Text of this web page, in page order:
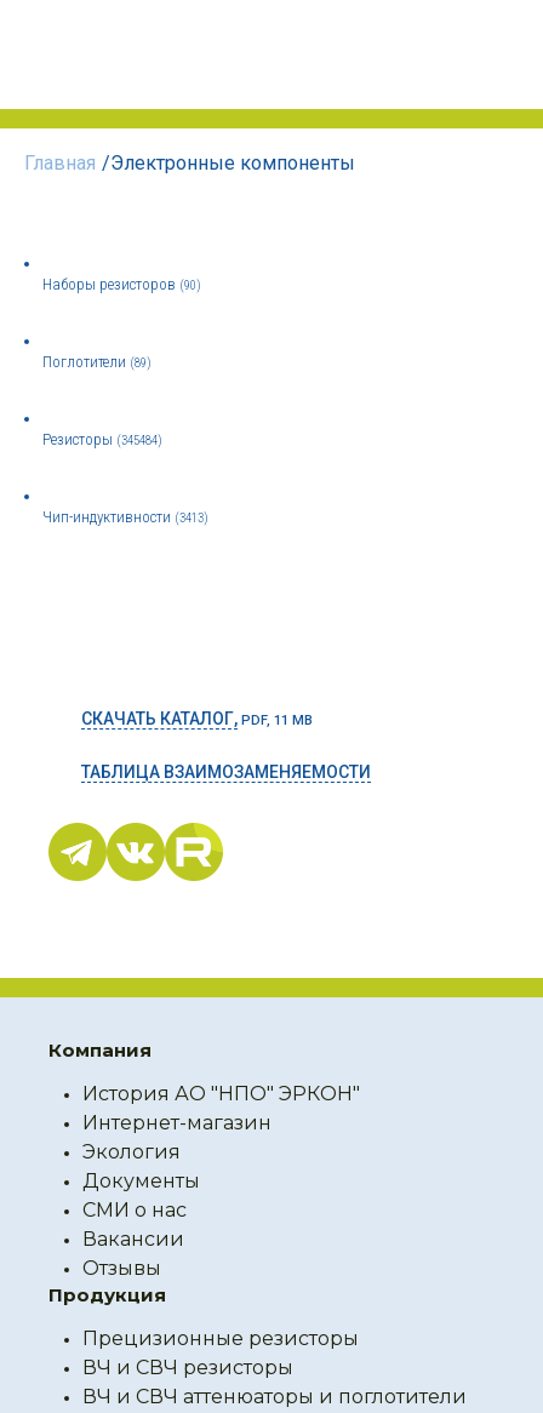
Главная /Электронные компоненты
Наборы резисторов (90)
Поглотители (89)
Резисторы (345484)
Чип-индуктивности (3413)
СКАЧАТЬ КАТАЛОГ, PDF, 11 MB
ТАБЛИЦА ВЗАИМОЗАМЕНЯЕМОСТИ
Компания
История АО "НПО" ЭРКОН"
Интернет-магазин
Экология
Документы
СМИ о нас
Вакансии
Отзывы
Продукция
Прецизионные резисторы
ВЧ и СВЧ резисторы
ВЧ и СВЧ аттенюаторы и поглотители